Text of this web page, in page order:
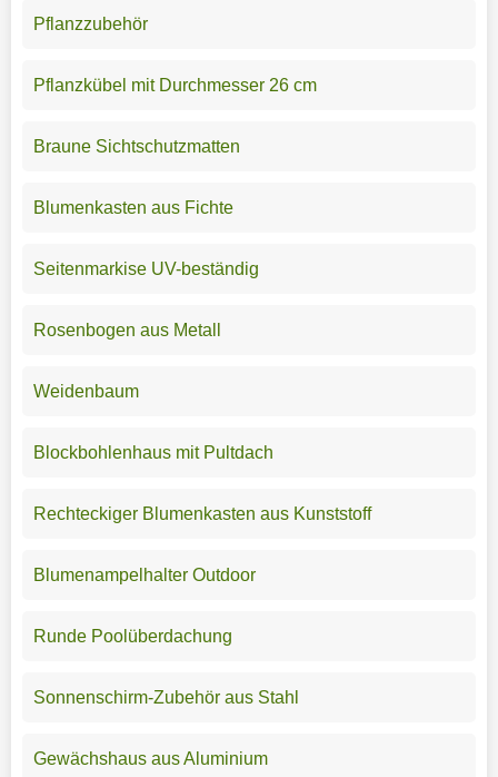
Pflanzzubehör
Pflanzkübel mit Durchmesser 26 cm
Braune Sichtschutzmatten
Blumenkasten aus Fichte
Seitenmarkise UV-beständig
Rosenbogen aus Metall
Weidenbaum
Blockbohlenhaus mit Pultdach
Rechteckiger Blumenkasten aus Kunststoff
Blumenampelhalter Outdoor
Runde Poolüberdachung
Sonnenschirm-Zubehör aus Stahl
Gewächshaus aus Aluminium